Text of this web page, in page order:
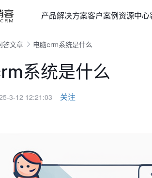
产品解决方案客户案例资源中心
答文章 电脑crm系统是什么
系统是什么
3-12 12:21:03 关注